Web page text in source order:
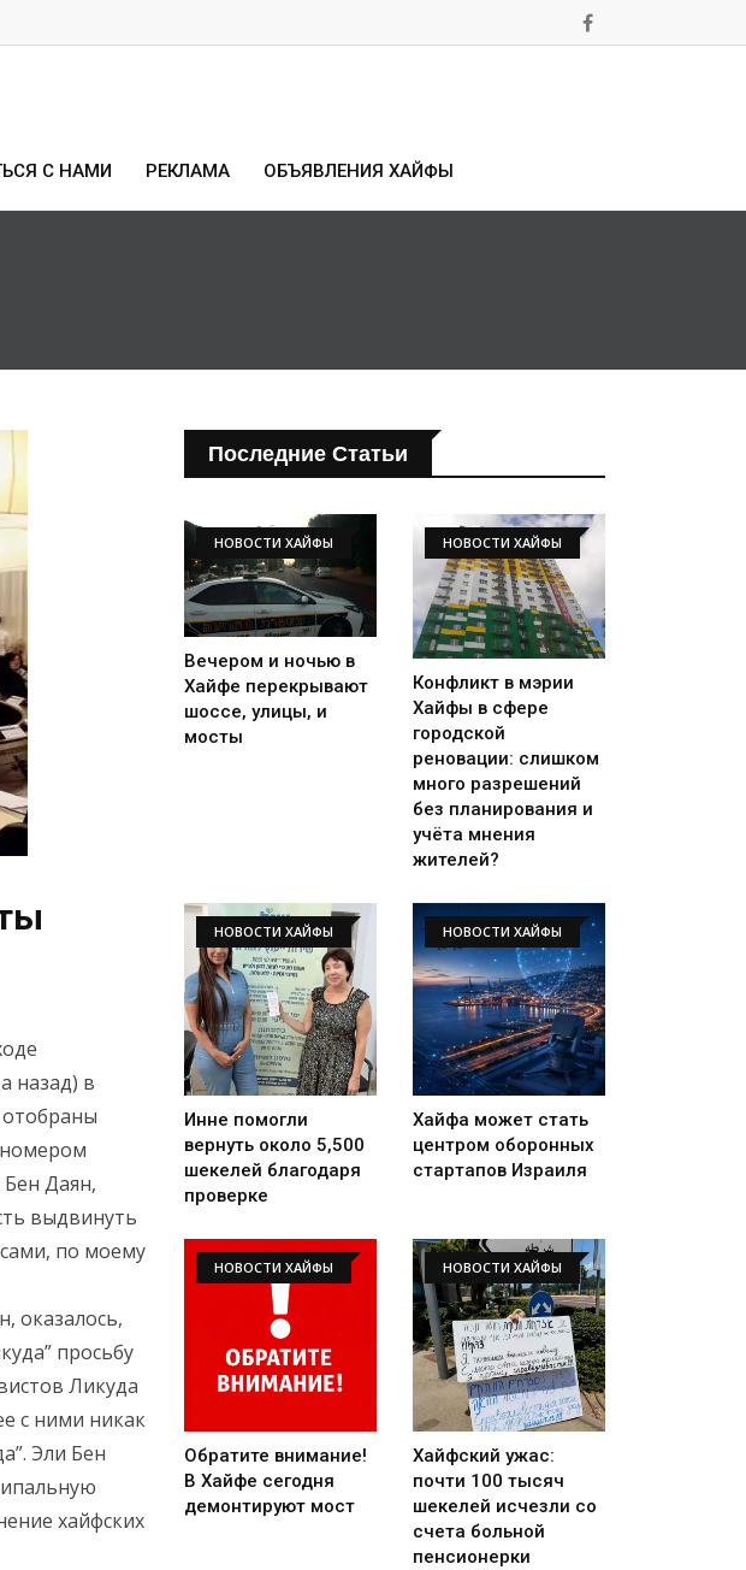
С НАМИ РЕКЛАМА ОБЪЯВЛЕНИЯ ХАЙФЫ
назад) в
Даян,
выдвинуть
по моему
оказалось,
просьбу
Ликуда
с ними никак
Эли Бен
хайфских
Последние Статьи
НОВОСТИ ХАЙФЫ
Вечером и ночью в
Хайфе перекрывают
шоссе, улицы, и
мосты
НОВОСТИ ХАЙФЫ
Конфликт в мэрии
Хайфы в сфере
городской
реновации: слишком
много разрешений
без планирования и
учёта мнения
жителей?
НОВОСТИ ХАЙФЫ
Инне помогли
вернуть около 5,500
шекелей благодаря
проверке
НОВОСТИ ХАЙФЫ
Хайфа может стать
центром оборонных
стартапов Израиля
НОВОСТИ ХАЙФЫ
Обратите внимание!
В Хайфе сегодня
демонтируют мост
НОВОСТИ ХАЙФЫ
Хайфский ужас:
почти 100 тысяч
шекелей исчезли со
счета больной
пенсионерки